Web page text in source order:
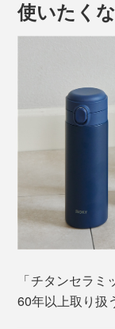
コーヒーなどの
開ける、飲む、
で、運転中や歩
使いたく
「チタンセラ
60年以上取り扱